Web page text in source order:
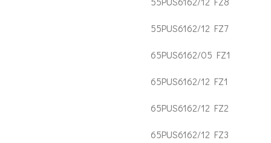
55PUS6162/12 FZ7
65PUS6162/05 FZ1
65PUS6162/12 FZ1
65PUS6162/12 FZ2
65PUS6162/12 FZ3